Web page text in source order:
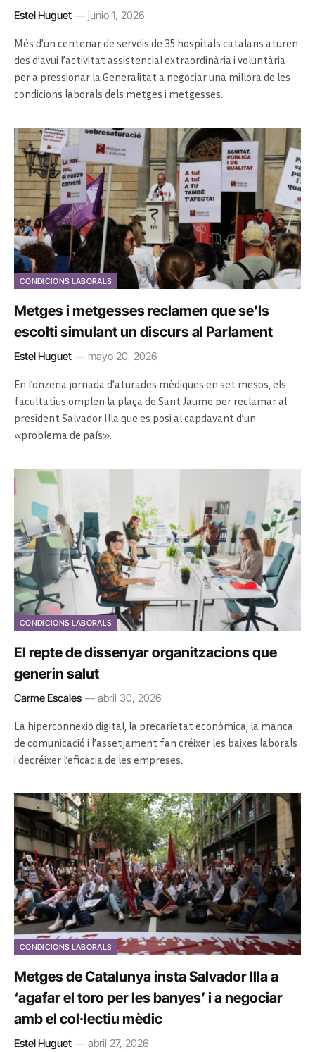
Estel Huguet junio 1, 2026
Més d’un centenar de serveis de 35 hospitals catalans aturen
des d’avui l’activitat assistencial extraordinària i voluntària
per a pressionar la Generalitat a negociar una millora de les
condicions laborals dels metges i metgesses.
CONDICIONS LABORALS
Metges i metgesses reclamen que se’ls
escolti simulant un discurs al Parlament
Estel Huguet mayo 20, 2026
En l’onzena jornada d’aturades mèdiques en set mesos, els
facultatius omplen la plaça de Sant Jaume per reclamar al
president Salvador Illa que es posi al capdavant d’un
«problema de país».
CONDICIONS LABORALS
El repte de dissenyar organitzacions que
generin salut
Carme Escales abril 30, 2026
La hiperconnexió digital, la precarietat econòmica, la manca
de comunicació i l’assetjament fan créixer les baixes laborals
i decréixer l’eficàcia de les empreses.
CONDICIONS LABORALS
Metges de Catalunya insta Salvador Illa a
‘agafar el toro per les banyes’ i a negociar
amb el col·lectiu mèdic
Estel Huguet abril 27, 2026